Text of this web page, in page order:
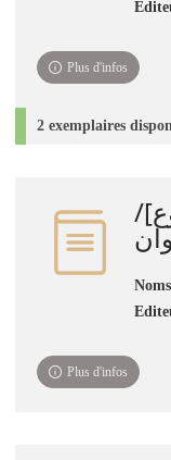
Plus d'infos
2 exemplaires
Plus d'infos